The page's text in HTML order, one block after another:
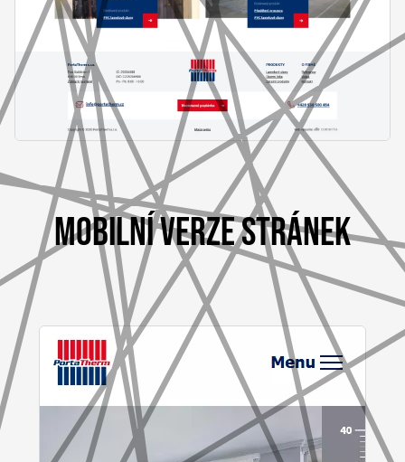
MOBILNÍ VERZE STRÁNEK